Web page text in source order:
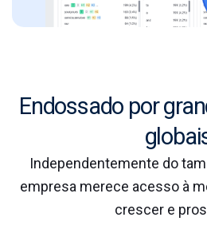
Endossado por
Independentemente do
empresa merece acesso à
crescer e